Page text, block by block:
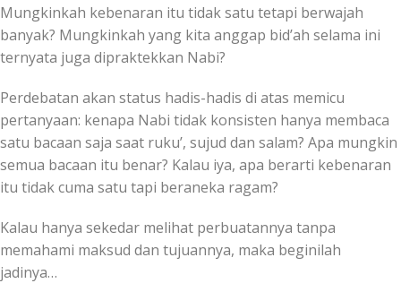
Mungkinkah kebenaran itu tidak satu tetapi berwajah
banyak? Mungkinkah yang kita anggap bid’ah selama ini
ternyata juga dipraktekkan Nabi?
Perdebatan akan status hadis-hadis di atas memicu
pertanyaan: kenapa Nabi tidak konsisten hanya membaca
satu bacaan saja saat ruku’, sujud dan salam? Apa mungkin
semua bacaan itu benar? Kalau iya, apa berarti kebenaran
itu tidak cuma satu tapi beraneka ragam?
Kalau hanya sekedar melihat perbuatannya tanpa
memahami maksud dan tujuannya, maka beginilah
jadinya…